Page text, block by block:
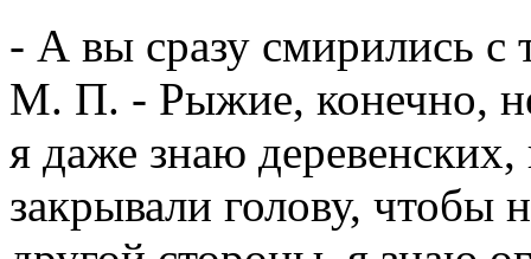
- А вы сразу смирились с
М. П. - Рыжие, конечно,
я даже знаю
закрывали голову, чтобы